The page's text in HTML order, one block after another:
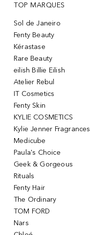
TOP MARQUES
Sol de Janeiro
Fenty Beauty
Kérastase
Rare Beauty
eilish Billie Eilish
Atelier Rebul
IT Cosmetics
Fenty Skin
KYLIE COSMETICS
Kylie Jenner Fragrances
Medicube
Paula's Choice
Geek & Gorgeous
Rituals
Fenty Hair
The Ordinary
TOM FORD
Nars